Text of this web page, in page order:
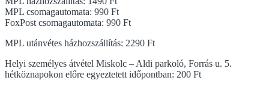
MPL csomagautomata: 990 Ft
FoxPost csomagautomata: 990 Ft
MPL utánvétes házhozszállítás: 2290 Ft
Helyi személyes átvétel Miskolc – Aldi parkoló, Forrás u. 5.
hétköznapokon előre egyeztetett időpontban: 200 Ft